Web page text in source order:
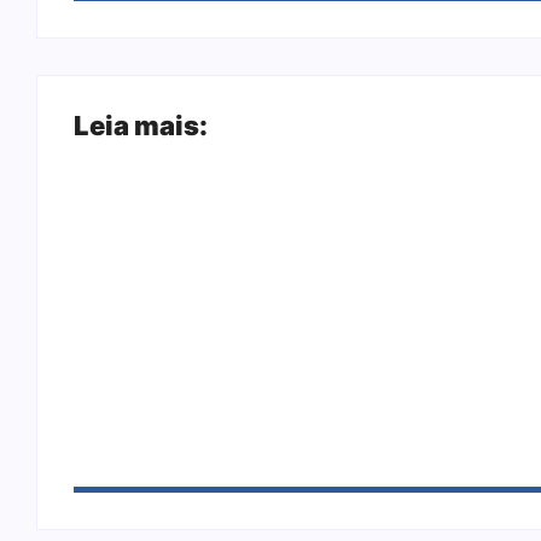
Leia mais: